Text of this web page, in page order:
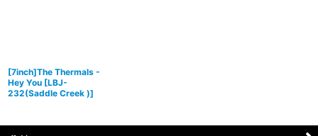
[7inch]The Thermals -
Hey You [LBJ-
232(Saddle Creek )]